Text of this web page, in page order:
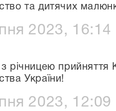
та дитячих
2023, 16:14
річницею прийняття
України!
2023, 12:09